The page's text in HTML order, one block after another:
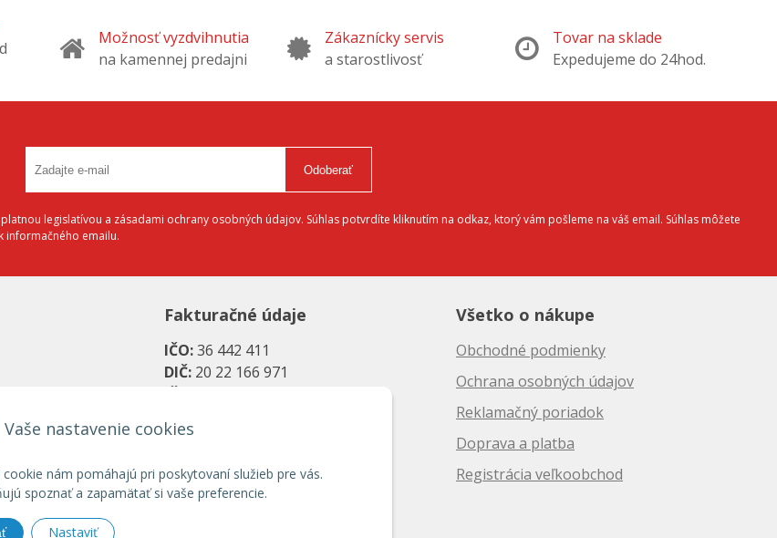
Vaše nastavenie cookies
cookie nám pomáhajú pri poskytovaní služieb pre vás.
spoznať a zapamätať si vaše preferencie.
Nastaviť
Možnosť vyzdvihnutia
na kamennej predajni
Zákaznícky servis
a starostlivosť
Tovar na sklade
Expedujeme do 24hod.
Odoberať
legislatívou a zásadami ochrany osobných údajov. Súhlas potvrdíte kliknutím na odkaz, ktorý vám pošleme na váš email. Súhlas môžete
informačného emailu.
Fakturačné údaje
IČO:36 442 411
DIČ: 20 22 166 971
Bankové spojenie:
UniCredit Bank, a. s.
Všetko o nákupe
Obchodné podmienky
Ochrana osobných údajov
Reklamačný poriadok
Doprava a platba
Registrácia veľkoobchod